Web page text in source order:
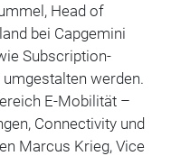
Head of
bei Capgemini
Subscription-
werden.
E-Mobilität –
Connectivity und
Marcus Krieg, Vice